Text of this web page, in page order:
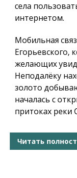
села
интернетом.
Мобильная
Егорьевского,
желающих
Неподалёку
золото
началась с
притоках реки
Читать